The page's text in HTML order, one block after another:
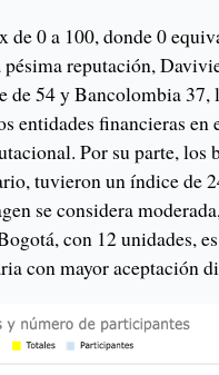
de 0 a 100, donde 0
pésima reputación,
de 54 y Bancolombia 37,
entidades financieras en
Por su parte, los
tuvieron un índice de
se considera
con 12 unidades,
con mayor aceptación